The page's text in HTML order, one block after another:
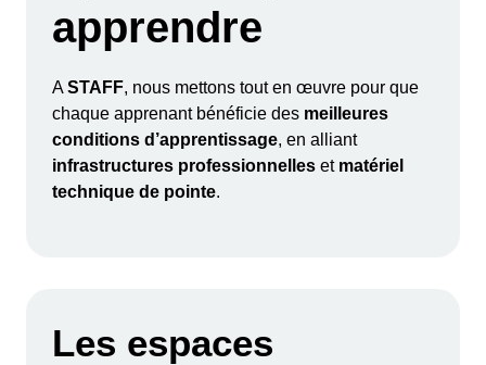
apprendre
ASTAFF, nous mettons tout en œuvre pour que
chaque apprenant bénéficie des meilleures
conditions d’apprentissage, en alliant
infrastructures professionnelles et matériel
technique de pointe.
Les espaces